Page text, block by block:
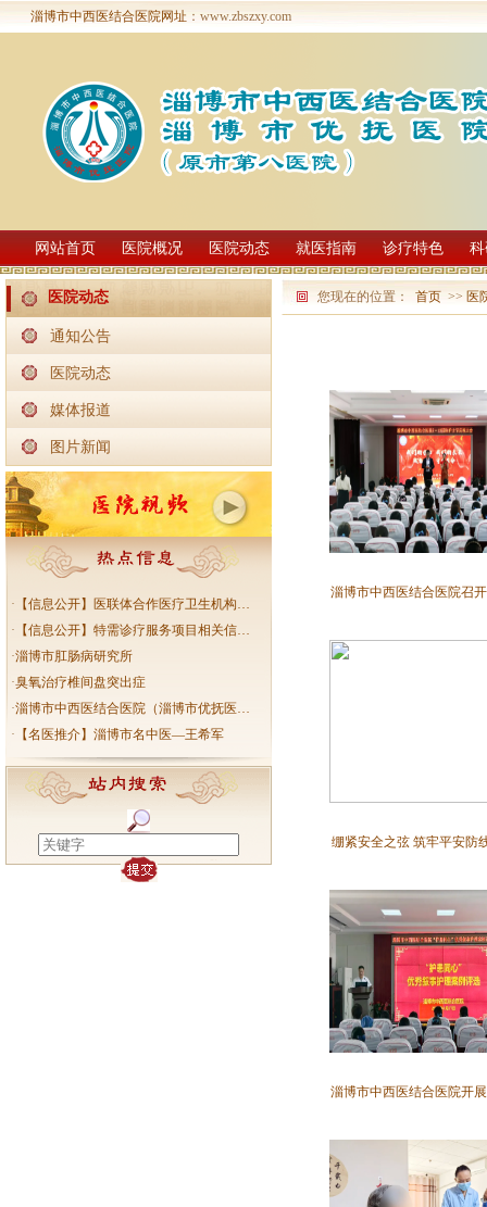
淄博市中西医结合医院网址 ：www.zbszxy.com
网站首页 医院概况 医院动态 就医指南 诊疗特色
医院动态
通知公告
医院动态
媒体报道
图片新闻
· 【信息公开】医联体合作医疗卫生机构…
· 【信息公开】特需诊疗服务项目相关信…
·淄博市肛肠病研究所
·臭氧治疗椎间盘突出症
·淄博市中西医结合医院（淄博市优抚医…
· 【名医推介】淄博市名中医—王希军
您现在的位置： 首页 >> 医
淄博市中西医结合医院召
绷紧安全之弦 筑牢平安
淄博市中西医结合医院开